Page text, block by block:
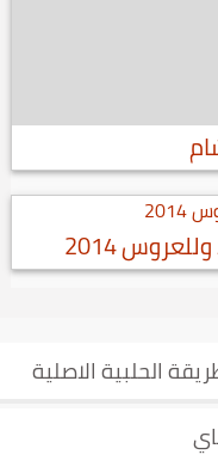
2014
الحلبية الاصلية